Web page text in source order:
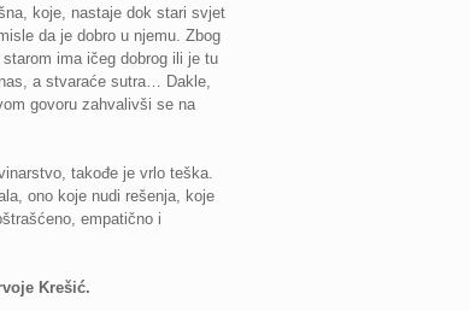
koje, nastaje dok stari svjet
da je dobro u njemu. Zbog
ima ičeg dobrog ili je tu
a stvaraće sutra… Dakle,
govoru zahvalivši se na
takođe je vrlo teška.
ono koje nudi rešenja, koje
empatično i
Krešić.